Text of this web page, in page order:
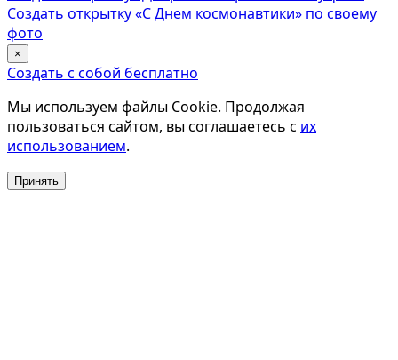
Создать открытку «С Днем космонавтики» по своему
фото
×
Создать с собой бесплатно
Мы используем файлы Cookie. Продолжая
пользоваться сайтом, вы соглашаетесь с их
использованием.
Принять